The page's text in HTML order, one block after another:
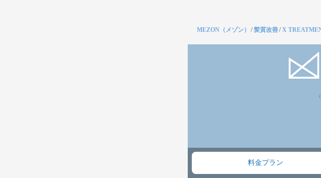
料金プラン
MEZON（メゾン） /髪質改善/X